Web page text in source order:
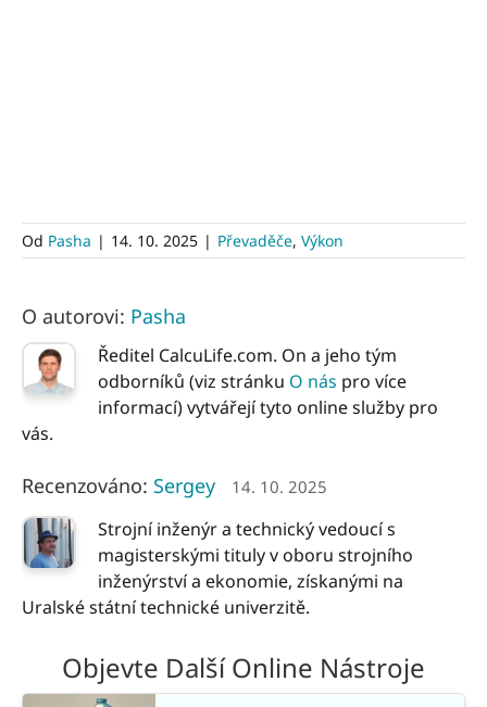
Od Pasha | 14. 10. 2025 | Převaděče, Výkon
O autorovi: Pasha
Ředitel CalcuLife.com. On a jeho tým
odborníků (viz stránku O nás pro více
informací) vytvářejí tyto online služby pro
vás.
Recenzováno: Sergey 14. 10. 2025
Strojní inženýr a technický vedoucí s
magisterskými tituly v oboru strojního
inženýrství a ekonomie, získanými na
Uralské státní technické univerzitě.
Objevte Další Online Nástroje